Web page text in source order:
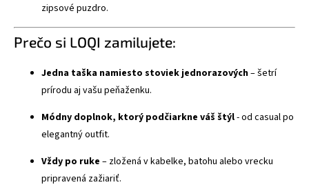
zipsové puzdro.
Prečo si LOQI zamilujete:
Jedna taška namiesto stoviek jednorazových– šetrí
prírodu aj vašu peňaženku.
Módny doplnok, ktorý podčiarkne váš štýl- od casual po
elegantný outfit.
Vždy po ruke – zložená v kabelke, batohu alebo vrecku
pripravená zažiariť.